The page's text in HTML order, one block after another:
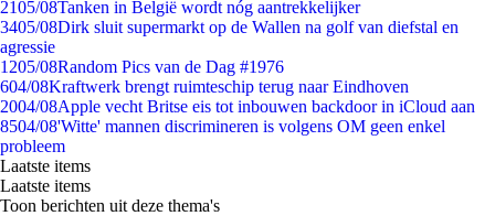
2105/08Tanken in België wordt nóg aantrekkelijker
3405/08Dirk sluit supermarkt op de Wallen na golf van diefstal en
agressie
1205/08Random Pics van de Dag #1976
604/08Kraftwerk brengt ruimteschip terug naar Eindhoven
2004/08Apple vecht Britse eis tot inbouwen backdoor in iCloud aan
8504/08'Witte' mannen discrimineren is volgens OM geen enkel
probleem
Laatste items
Laatste items
Toon berichten uit deze thema's